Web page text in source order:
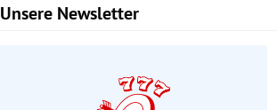
Unsere Newsletter
Slide 1 von 6